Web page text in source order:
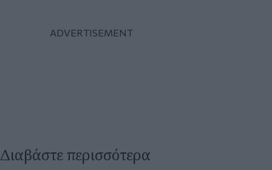
Διαβάστε περισσότερα